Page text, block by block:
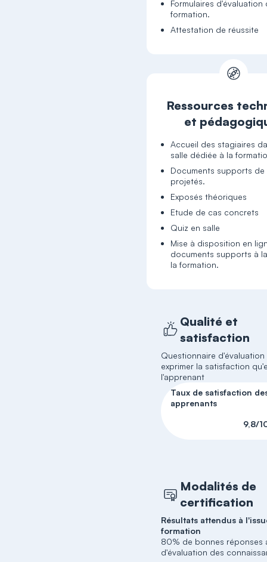
Formulaires d'évaluation
formation.
Attestation de réussite
Ressources
et
Accueil des stagiaires
salle dédiée à la
Documents supports
projetés.
Exposés théoriques
Etude de cas concrets
Quiz en salle
Mise à disposition en
documents supports à
la formation.
Qualité et
satisfaction
Questionnaire
exprimer la satisfaction
l'apprenant
Taux de satisfaction
apprenants
9,8/
Modalités de
certification
Résultats attendus à
formation
80% de bonnes réponses
d'évaluation des